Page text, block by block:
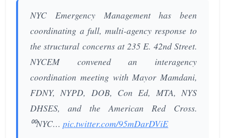
NYC Emergency Management has been
coordinating a full, multi-agency response to
the structural concerns at 235 E. 42nd Street.
NYCEM convened an interagency
coordination meeting with Mayor Mamdani,
FDNY, NYPD, DOB, Con Ed, MTA, NYS
DHSES, and the American Red Cross.
⁰⁰NYC… pic.twitter.com/95mDarDViE